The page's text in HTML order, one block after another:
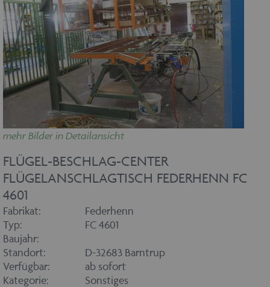
mehr Bilder in Detailansicht
FLÜGEL-BESCHLAG-CENTER
FLÜGELANSCHLAGTISCH FEDERHENN FC
4601
Fabrikat:
Federhenn
Typ:
FC 4601
Baujahr:
Standort:
D-32683 Barntrup
Verfügbar:
ab sofort
Kategorie:
Sonstiges